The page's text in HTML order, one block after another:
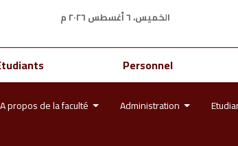
الخميس، ٦ أغسطس ٢٠٢٦ م
Personnel
A propos de la faculté Administration